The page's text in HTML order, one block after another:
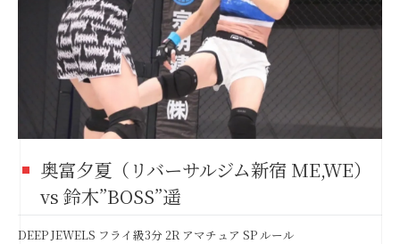
奥富夕夏（リバーサルジム新宿 ME,WE）
vs 鈴木”BOSS”遥
DEEP JEWELS フライ級3分 2R アマチュア SP ルール